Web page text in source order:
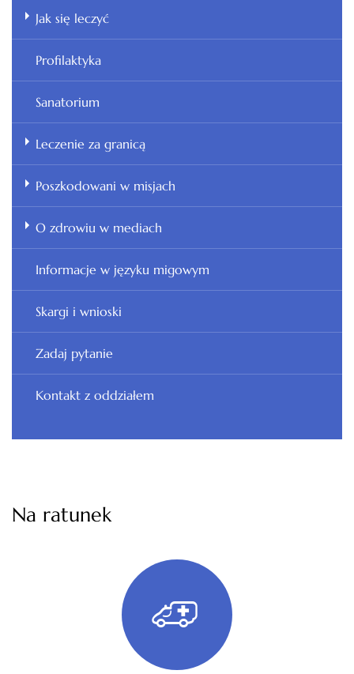
Jak się leczyć
Profilaktyka
Sanatorium
Leczenie za granicą
Poszkodowani w misjach
O zdrowiu w mediach
Informacje w języku migowym
Skargi i wnioski
Zadaj pytanie
Kontakt z oddziałem
Na ratunek